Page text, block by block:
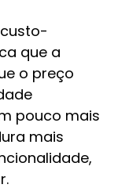
que a
o preço
pouco mais
mais